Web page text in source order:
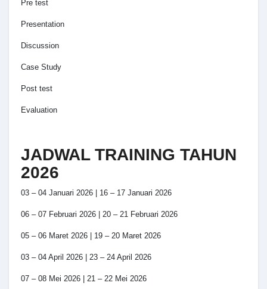
Pre test
Presentation
Discussion
Case Study
Post test
Evaluation
JADWAL TRAINING TAHUN
2026
03 – 04 Januari 2026 | 16 – 17 Januari 2026
06 – 07 Februari 2026 | 20 – 21 Februari 2026
05 – 06 Maret 2026 | 19 – 20 Maret 2026
03 – 04 April 2026 | 23 – 24 April 2026
07 – 08 Mei 2026 | 21 – 22 Mei 2026